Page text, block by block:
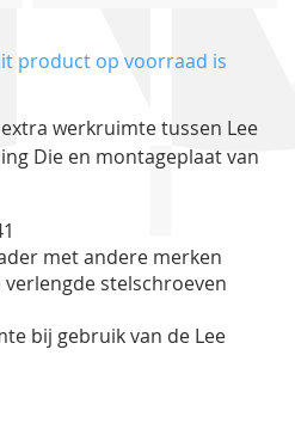
product op voorraad is
werkruimte tussen Lee
Die en montageplaat van
met andere merken
stelschroeven
bij gebruik van de Lee